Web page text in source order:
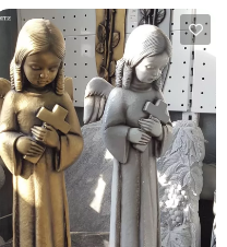
книга
креcтом